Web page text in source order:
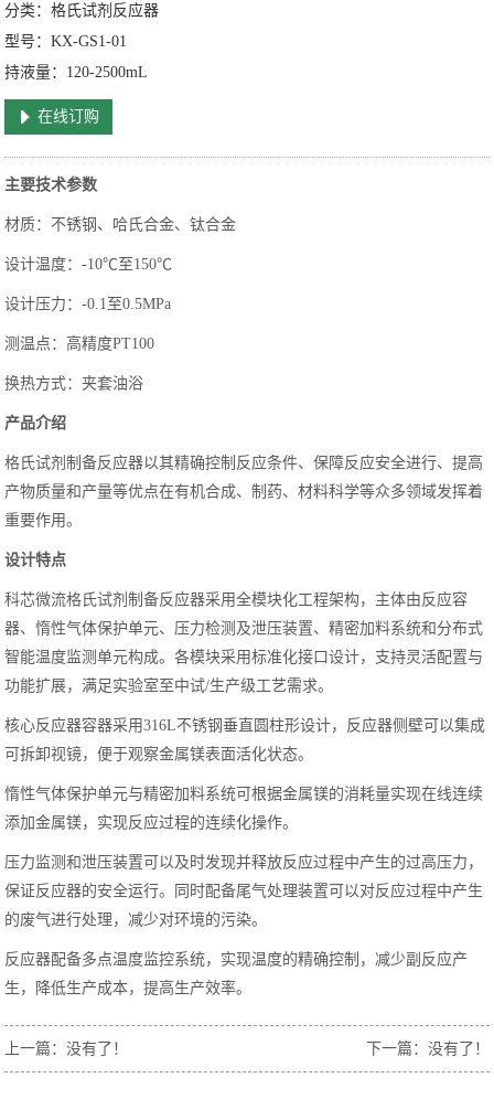
分类：格氏试剂反应器
型号：KX-GS1-01
持液量：120-2500mL
在线订购
主要技术参数
材质：不锈钢、哈氏合金、钛合金
设计温度：-10℃至150℃
设计压力：-0.1至0.5MPa
测温点：高精度PT100
换热方式：夹套油浴
产品介绍
格氏试剂制备反应器以其精确控制反应条件、保障反应安全进行、提高
产物质量和产量等优点在有机合成、制药、材料科学等众多领域发挥着
重要作用。
设计特点
科芯微流格氏试剂制备反应器采用全模块化工程架构，主体由反应容
器、惰性气体保护单元、压力检测及泄压装置、精密加料系统和分布式
智能温度监测单元构成。各模块采用标准化接口设计，支持灵活配置与
功能扩展，满足实验室至中试/生产级工艺需求。
核心反应器容器采用316L不锈钢垂直圆柱形设计，反应器侧壁可以集成
可拆卸视镜，便于观察金属镁表面活化状态。
惰性气体保护单元与精密加料系统可根据金属镁的消耗量实现在线连续
添加金属镁，实现反应过程的连续化操作。
压力监测和泄压装置可以及时发现并释放反应过程中产生的过高压力，
保证反应器的安全运行。同时配备尾气处理装置可以对反应过程中产生
的废气进行处理，减少对环境的污染。
反应器配备多点温度监控系统，实现温度的精确控制，减少副反应产
生，降低生产成本，提高生产效率。
上一篇：没有了！ 下一篇：没有了！